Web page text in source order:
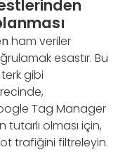
ham veriler
esastır. Bu
gibi
Tag Manager
olması için,
trafiğini filtreleyin.